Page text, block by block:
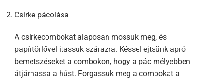
Csirke pácolása
A csirkecombokat alaposan mossuk meg, és
papírtörlővel itassuk szárazra. Késsel ejtsünk apró
bemetszéseket a combokon, hogy a pác mélyebben
átjárhassa a húst. Forgassuk meg a combokat a